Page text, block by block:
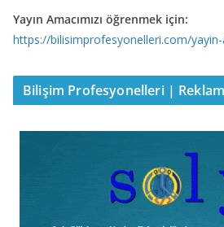
Yayın Amacımızı öğrenmek için:
https://bilisimprofesyonelleri.com/
Bilişim Profesyonelleri |